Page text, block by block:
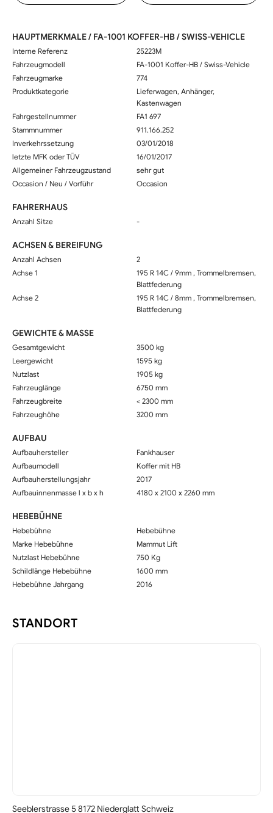
HAUPTMERKMALE / FA-1001 KOFFER-HB / SWISS-VEHICLE
Interne Referenz
25223M
Fahrzeugmodell
FA-1001 Koffer-HB / Swiss-Vehicle
Fahrzeugmarke
774
Produktkategorie
Lieferwagen, Anhänger,
Kastenwagen
Fahrgestellnummer
FA1 697
Stammnummer
911.166.252
Inverkehrssetzung
03/01/2018
letzte MFK oder TÜV
16/01/2017
Allgemeiner Fahrzeugzustand
sehr gut
Occasion / Neu / Vorführ
Occasion
FAHRERHAUS
Anzahl Sitze -
ACHSEN & BEREIFUNG
Anzahl Achsen
2
Achse 1
195 R 14C / 9mm , Trommelbremsen,
Blattfederung
Achse 2
195 R 14C / 8mm , Trommelbremsen,
Blattfederung
GEWICHTE & MASSE
Gesamtgewicht
3500 kg
Leergewicht
1595 kg
Nutzlast
1905 kg
Fahrzeuglänge
6750 mm
Fahrzeugbreite
< 2300 mm
Fahrzeughöhe
3200 mm
AUFBAU
Aufbauhersteller
Fankhauser
Aufbaumodell
Koffer mit HB
Aufbauherstellungsjahr
2017
Aufbauinnenmasse l x b x h
4180 x 2100 x 2260 mm
HEBEBÜHNE
Hebebühne
Hebebühne
Marke Hebebühne
Mammut Lift
Nutzlast Hebebühne
750 Kg
Schildlänge Hebebühne
1600 mm
Hebebühne Jahrgang
2016
STANDORT
Seeblerstrasse 5 8172 Niederglatt Schweiz